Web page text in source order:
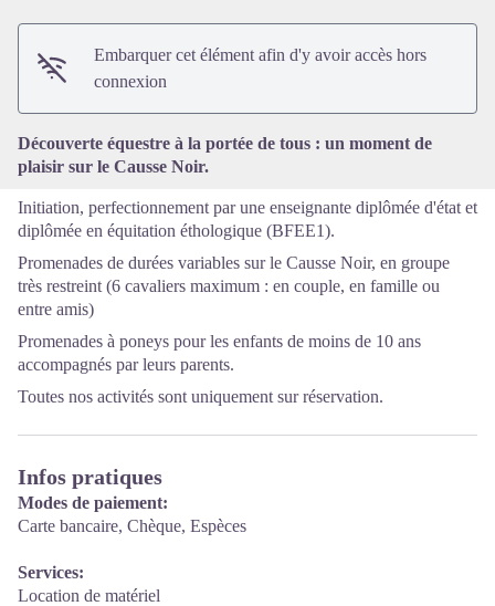
Embarquer cet élément afin d'y avoir accès hors
connexion
Découverte équestre à la portée de tous : un moment de
plaisir sur le Causse Noir.
Initiation, perfectionnement par une enseignante diplômée d'état et
diplômée en équitation éthologique (BFEE1).
Promenades de durées variables sur le Causse Noir, en groupe
très restreint (6 cavaliers maximum : en couple, en famille ou
entre amis)
Promenades à poneys pour les enfants de moins de 10 ans
accompagnés par leurs parents.
Toutes nos activités sont uniquement sur réservation.
Infos pratiques
Modes de paiement:
Carte bancaire, Chèque, Espèces
Services:
Location de matériel